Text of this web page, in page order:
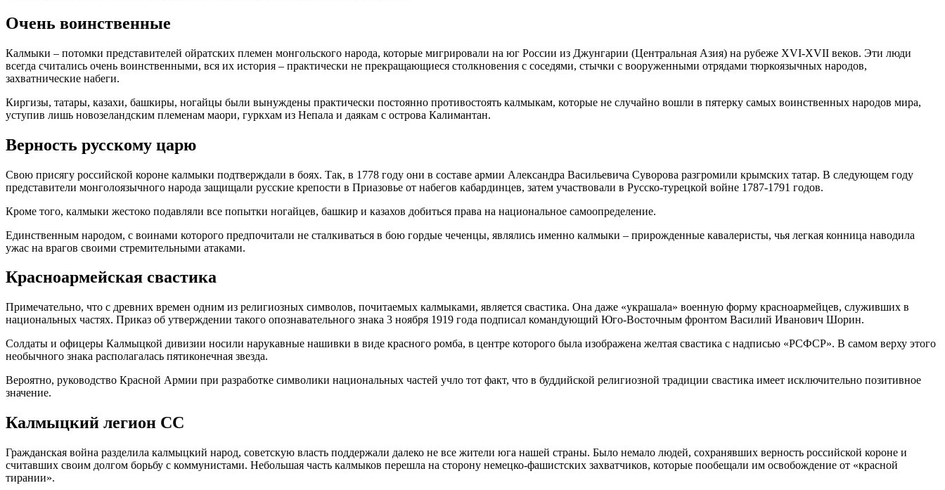
Очень воинственные
Калмыки – потомки представителей ойратских племен монгольского народа, которые мигрировали на юг России из Джунгарии (Центральная Азия) на рубеже XVI-XVII веков. Эти люди
всегда считались очень воинственными, вся их история – практически не прекращающиеся столкновения с соседями, стычки с вооруженными отрядами тюркоязычных народов,
захватнические набеги.
Киргизы, татары, казахи, башкиры, ногайцы были вынуждены практически постоянно противостоять калмыкам, которые не случайно вошли в пятерку самых воинственных народов мира,
уступив лишь новозеландским племенам маори, гуркхам из Непала и даякам с острова Калимантан.
Верность русскому царю
Свою присягу российской короне калмыки подтверждали в боях. Так, в 1778 году они в составе армии Александра Васильевича Суворова разгромили крымских татар. В следующем году
представители монголоязычного народа защищали русские крепости в Приазовье от набегов кабардинцев, затем участвовали в Русско-турецкой войне 1787-1791 годов.
Кроме того, калмыки жестоко подавляли все попытки ногайцев, башкир и казахов добиться права на национальное самоопределение.
Единственным народом, с воинами которого предпочитали не сталкиваться в бою гордые чеченцы, являлись именно калмыки – прирожденные кавалеристы, чья легкая конница наводила
ужас на врагов своими стремительными атаками.
Красноармейская свастика
Примечательно, что с древних времен одним из религиозных символов, почитаемых калмыками, является свастика. Она даже «украшала» военную форму красноармейцев, служивших в
национальных частях. Приказ об утверждении такого опознавательного знака 3 ноября 1919 года подписал командующий Юго-Восточным фронтом Василий Иванович Шорин.
Солдаты и офицеры Калмыцкой дивизии носили нарукавные нашивки в виде красного ромба, в центре которого была изображена желтая свастика с надписью «РСФСР». В самом верху этого
необычного знака располагалась пятиконечная звезда.
Вероятно, руководство Красной Армии при разработке символики национальных частей учло тот факт, что в буддийской религиозной традиции свастика имеет исключительно позитивное
значение.
Калмыцкий легион СС
Гражданская война разделила калмыцкий народ, советскую власть поддержали далеко не все жители юга нашей страны. Было немало людей, сохранявших верность российской короне и
считавших своим долгом борьбу с коммунистами. Небольшая часть калмыков перешла на сторону немецко-фашистских захватчиков, которые пообещали им освобождение от «красной
тирании».